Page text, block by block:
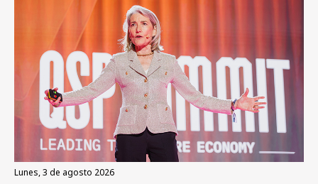
lunes, 3 de agosto 2026